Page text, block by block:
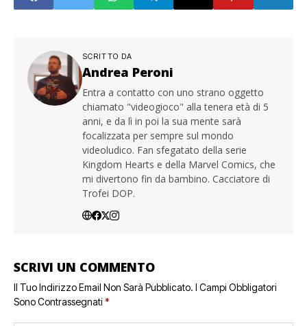
SCRITTO DA
Andrea Peroni
Entra a contatto con uno strano oggetto
chiamato "videogioco" alla tenera età di 5
anni, e da lì in poi la sua mente sarà
focalizzata per sempre sul mondo
videoludico. Fan sfegatato della serie
Kingdom Hearts e della Marvel Comics, che
mi divertono fin da bambino. Cacciatore di
Trofei DOP.
SCRIVI UN COMMENTO
Il Tuo Indirizzo Email Non Sarà Pubblicato. I Campi Obbligatori
Sono Contrassegnati *